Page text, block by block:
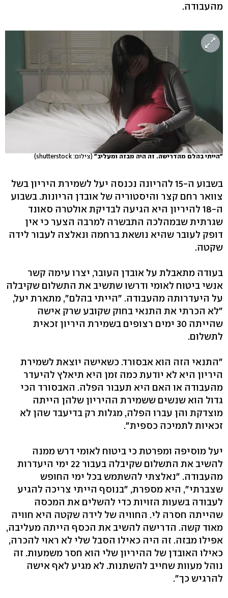
מהעבודה.
"הייתי בהלם מהדרישה. זה היה מבזה ומעליב" (צילום: shutterstock)
בשבוע ה-15 להריונה נכנסה יעל לשמירת היריון בשל
צוואר רחם קצר והיסטוריה של אובדן הריונות. בשבוע
ה-18 להיריון היא הגיעה לבדיקת אולטרה סאונד
שגרתית שבמהלכה התבשרה למרבה הצער כי אין
דופק לעובר שהיא נושאת ברחמה ונאלצה לעבור לידה
שקטה.
בעודה מתאבלת על אובדן העובר, יצרו עימה קשר
אנשי ביטוח לאומי ודרשו שתשיב את התשלום שקיבלה
על היעדרותה מהעבודה. "הייתי בהלם", מתארת יעל,
"לא הכרתי את התנאי בחוק שקובע שרק אישה
שהייתה 30 ימים רצופים בשמירת היריון זכאית
לתשלום.
"התנאי הזה הוא אבסורד. כשאישה יוצאת לשמירת
היריון היא לא יודעת כמה זמן היא תיאלץ להיעדר
מהעבודה או האם היא תעבור הפלה. האבסורד הכי
גדול הוא שנשים ששמירת ההיריון שלהן הייתה
מוצדקת והן עברו הפלה, מגלות רק בדיעבד שהן לא
זכאיות לתמיכה כספית".
יעל מוסיפה ומפרטת כי ביטוח לאומי דרש ממנה
להשיב את התשלום שקיבלה בעבור 22 ימי היעדרות
מהעבודה. "נאלצתי להשתמש בכל ימי החופש
שצברתי", היא מספרת, "בנוסף הייתי צריכה להגיע
לעבודה בשעות הזויות כדי להשלים את המכסה
שהייתה חסרה לי. החוויה של לידה שקטה היא חוויה
מאוד קשה. הדרישה להשיב את הכסף הייתה מעליבה,
אפילו מבזה. זה היה כאילו הסבל שלי לא ראוי להכרה,
כאילו האובדן של ההיריון שלי הוא חסר משמעות. זה
נוהל מעוות שחייב להשתנות. לא מגיע לאף אישה
להרגיש כך".